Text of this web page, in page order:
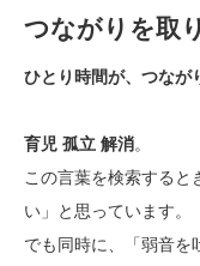
つながりを取
ひとり時間が、つなが
育児 孤立 解消。
この言葉を検索すると
い」と思っています。
でも同時に、「弱音を